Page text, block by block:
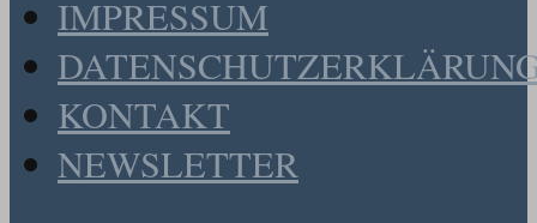
IMPRESSUM
KONTAKT
NEWSLETTER